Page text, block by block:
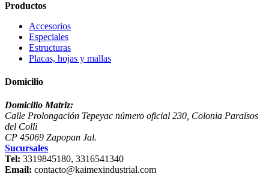
Productos
Accesorios
Especiales
Estructuras
Placas, hojas y mallas
Domicilio
Domicilio Matriz:
Calle Prolongación Tepeyac número oficial 230, Colonia Paraísos
del Colli
CP 45069 Zapopan Jal.
Sucursales
Tel: 3319845180, 3316541340
Email: contacto@kaimexindustrial.com